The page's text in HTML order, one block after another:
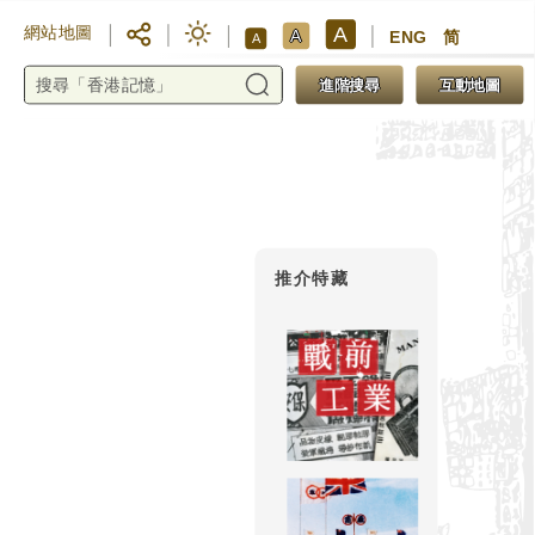
網站地圖 A A A ENG 简
進階搜尋 互動地圖
推介特藏